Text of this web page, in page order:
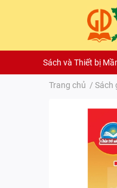
Sách và Thiết bị
Trang chủ / Sách